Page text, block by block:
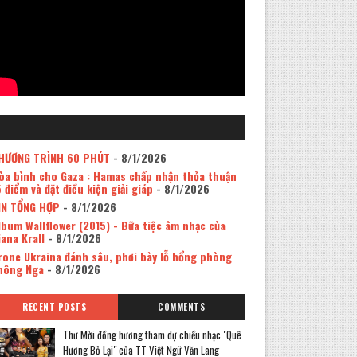
TRÌNH 60 PHÚT - 8/1/2026
bình cho Gaza : Hamas chấp nhận thỏa thuận
điểm và đặt điều kiện giải giáp - 8/1/2026
TỔNG HỢP - 8/1/2026
Wallflower (2015) - Bữa tiệc âm nhạc của
Krall- 8/1/2026
Ukraina đánh sâu, phơi bày lỗ hổng phòng
Nga- 8/1/2026
RECENT POSTS COMMENTS
Thư Mời đồng hương tham dự chiều nhạc "Quê
Hương Bỏ Lại" của TT Việt Ngữ Văn Lang